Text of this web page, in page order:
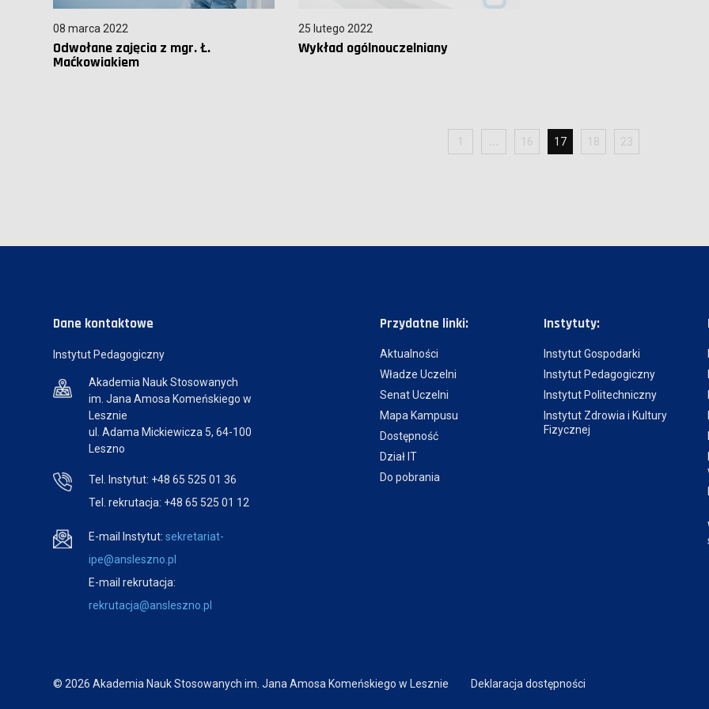
08 marca 2022
Odwołane zajęcia z mgr. Ł.
Maćkowiakiem
25 lutego 2022
Wykład ogólnouczelniany
1 16 17 18 23
Dane kontaktowe
Instytut Pedagogiczny
Akademia Nauk Stosowanych
im. Jana Amosa Komeńskiego w
Lesznie
ul. Adama Mickiewicza 5, 64-100
Leszno
Tel. Instytut: +48 65 525 01 36
Tel. rekrutacja: +48 65 525 01 12
E-mail Instytut:sekretariat-
ipe@ansleszno.pl
E-mail rekrutacja:
rekrutacja@ansleszno.pl
Przydatne linki:
Aktualności
Władze Uczelni
Senat Uczelni
Mapa Kampusu
Dostępność
Dział IT
Do pobrania
Instytuty:
Instytut Gospodarki
Instytut Pedagogiczny
Instytut Politechniczny
Instytut Zdrowia i Kultury
Fizycznej
© 2026 Akademia Nauk Stosowanych im. Jana Amosa Komeńskiego w Lesznie Deklaracja dostępności